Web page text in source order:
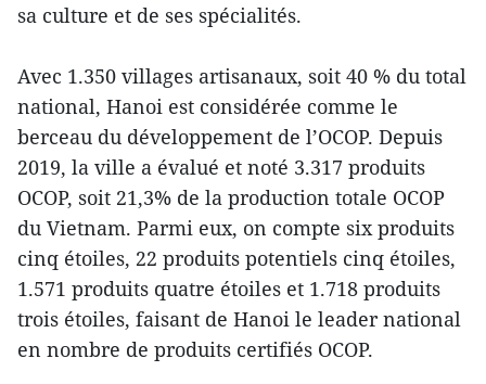
sa culture et de ses spécialités.
Avec 1.350 villages artisanaux, soit 40 % du total
national, Hanoi est considérée comme le
berceau du développement de l’OCOP. Depuis
2019, la ville a évalué et noté 3.317 produits
OCOP, soit 21,3% de la production totale OCOP
du Vietnam. Parmi eux, on compte six produits
cinq étoiles, 22 produits potentiels cinq étoiles,
1.571 produits quatre étoiles et 1.718 produits
trois étoiles, faisant de Hanoi le leader national
en nombre de produits certifiés OCOP.